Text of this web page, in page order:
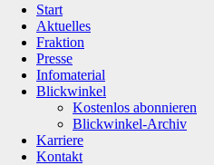
Start
Aktuelles
Fraktion
Presse
Infomaterial
Blickwinkel
Kostenlos abonnieren
Blickwinkel-Archiv
Karriere
Kontakt